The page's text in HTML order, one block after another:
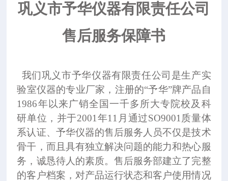
巩义市予华仪器有限责任公司
售后服务保障书
我们巩义市予华仪器有限责任公司是生产实
验室仪器的专业厂家， 注册的“予华”牌产品自
1986年以来广销全国一千多所大专院校及科
研单位，并于2001年11月通过SO9001质量体
系认证、予华仪器的售后服务人员不仅是技术
骨干，而且具有独立解决问题的能力和热心服
务，诚恳待人的素质。售后服务部建立了完整
的客户档案，对产品运行状态和客户使用情况